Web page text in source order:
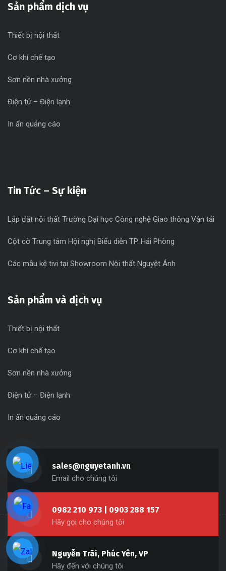
Sản phẩm dịch vụ
Thiết bị nội thất
Cơ khí chế tạo
Sơn nền nhà xưởng
Điện tử – Điện lạnh
In ấn quảng cáo
Tin Tức – Sự kiện
Lắp đặt nội thất Trường Đại học Công nghệ Giao thông Vận tải
Cột cờ Trung tâm Hội nghị Biểu diễn TP. Hải Phòng
Các mẫu kệ tivi tại Showroom Nội thất Nguyệt Ánh
Sản phẩm và dịch vụ
Thiết bị nội thất
Cơ khí chế tạo
Sơn nền nhà xưởng
Điện tử – Điện lạnh
In ấn quảng cáo
sales@nguyetanh.vn
Email cho chúng tôi
0982 210 973 | 0903 288 157
Hãy gọi cho chúng tôi
Nguyễn Trãi, Phúc Yên, VP
Hãy đến với chúng tôi